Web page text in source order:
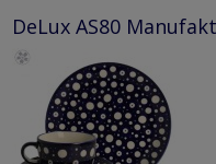
DeLux AS80